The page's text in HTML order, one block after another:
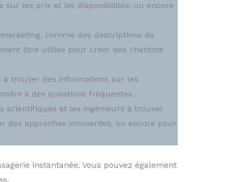
sur les prix et les disponibilités, ou encore
comme des descriptions de
être utilisé pour créer des chatbots
trouver des informations sur les
à des questions fréquentes.
scientifiques et les ingénieurs à trouver
des approches innovantes, ou encore pour
instantanée. Vous pouvez également